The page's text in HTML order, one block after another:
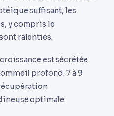
suffisant, les
y compris le
ralenties.
est sécrétée
profond. 7 à 9
optimale.